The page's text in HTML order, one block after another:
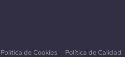
Política de Cookies Política de Calidad